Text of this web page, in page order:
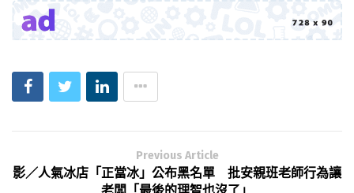
Previous Article
影／人氣冰店「正當冰」公布黑名單 批安親班老師行為讓